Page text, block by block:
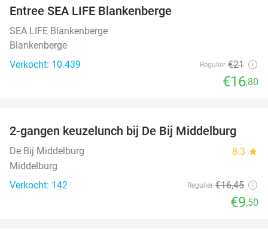
Entree SEA LIFE Blankenberge
SEA LIFE Blankenberge
Blankenberge
Verkocht: 10.439
Regulier €21
€16,80
42%
2-gangen keuzelunch bij De Bij Middelburg
De Bij Middelburg 8.3 star
Middelburg
Verkocht: 142
Regulier €16,45
€9,50